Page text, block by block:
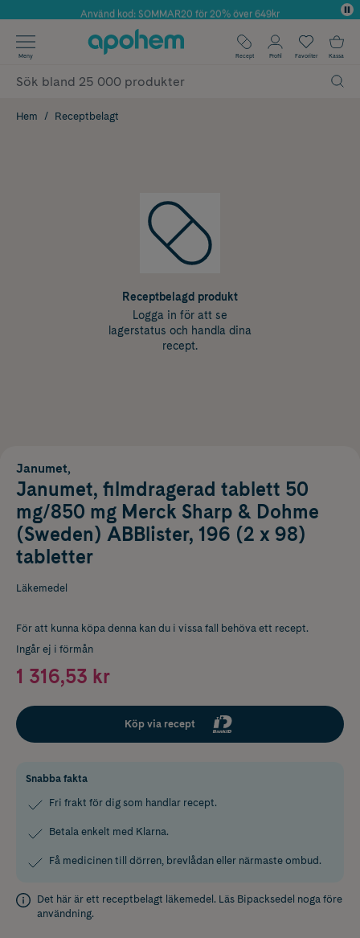
Årets Butik 2025 inom Skönhet
Använd kod: SOMMAR20 för 20% över 649kr
✓ Fri frakt
✓ Poäng på alla köp*
Meny Recept Profil Favoriter Kassa
Hem Receptbelagt
Receptbelagd produkt
Logga in för att se
lagerstatus och handla dina
recept.
Janumet,
Janumet, filmdragerad tablett 50
mg/850 mg Merck Sharp & Dohme
(Sweden) ABBlister, 196 (2 x 98)
tabletter
Läkemedel
För att kunna köpa denna kan du i vissa fall behöva ett recept.
Ingår ej i förmån
1 316,53 kr
Köp via recept
Snabba fakta
Fri frakt för dig som handlar recept.
Betala enkelt med Klarna.
Få medicinen till dörren, brevlådan eller närmaste ombud.
Det här är ett receptbelagt läkemedel. Läs Bipacksedel noga före
användning.